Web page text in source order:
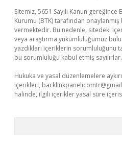
Sitemiz, 5651 Sayılı Kanun
Kurumu (BTK) tarafından
vermektedir. Bu nedenle, sitedeki
veya araştırma yükümlülüğümüz
yazdıkları içeriklerin sorumluluğunu
bu sorumluluğu kabul etmiş sayılırlar.
Hukuka ve yasal düzenlemelere
içerikleri,
halinde, ilgili içerikler yasal süre